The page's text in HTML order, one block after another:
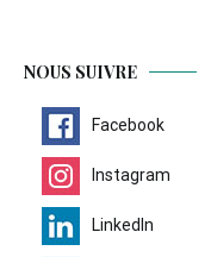
NOUS SUIVRE
Facebook
Instagram
LinkedIn